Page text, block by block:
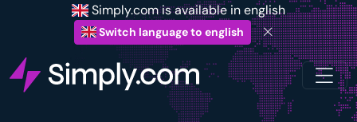
Simply.com is available in english
Switch language to english